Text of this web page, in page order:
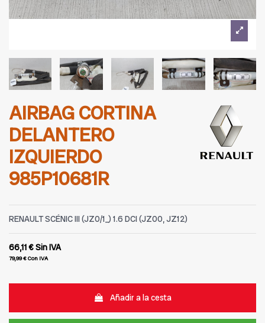
AIRBAG CORTINA
DELANTERO
IZQUIERDO
985P10681R
RENAULT SCÉNIC III (JZ0/1_) 1.6 DCI (JZ00, JZ12)
66,11 €Sin IVA
79,99 €Con IVA
Añadir a la cesta